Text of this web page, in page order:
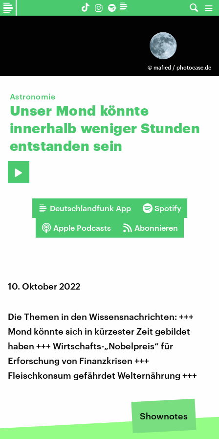
© mafied / photocase.de
Astronomie
Unser Mond könnte
innerhalb weniger Stunden
entstanden sein
Deutschlandfunk App Spotify
Apple Podcasts Abonnieren
10. Oktober 2022
Die Themen in den Wissensnachrichten: +++
Mond könnte sich in kürzester Zeit gebildet
haben +++ Wirtschafts-„Nobelpreis“ für
Erforschung von Finanzkrisen +++
Fleischkonsum gefährdet Welternährung +++
Shownotes